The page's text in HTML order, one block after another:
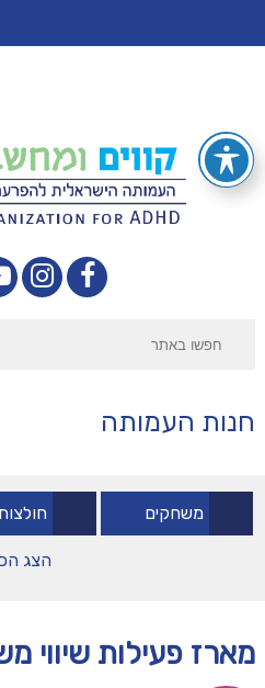
חנות העמותה
משחקים
הצג
מארז פעילות שיווי